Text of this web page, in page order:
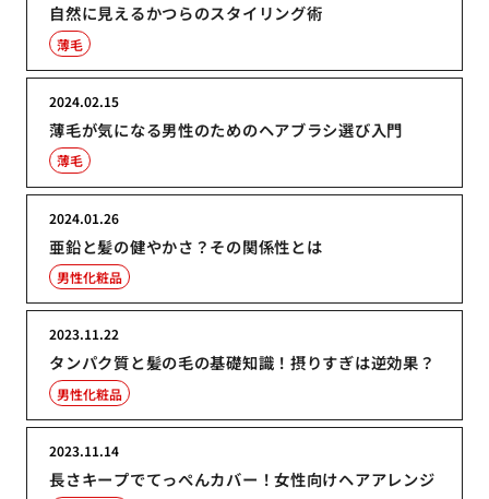
自然に見えるかつらのスタイリング術
薄毛
薄毛が気になる男性のためのヘアブラシ選び入門
2024.02.15
薄毛
亜鉛と髪の健やかさ？その関係性とは
2024.01.26
男性化粧品
タンパク質と髪の毛の基礎知識！摂りすぎは逆効果？
2023.11.22
男性化粧品
長さキープでてっぺんカバー！女性向けヘアアレンジ
2023.11.14